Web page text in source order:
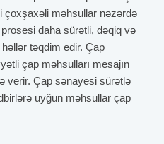
çoxşaxəli məhsullar nəzərdə
daha sürətli, dəqiq və
təqdim edir. Çap
çap məhsulları mesajın
verir. Çap sənayesi sürətlə
uyğun məhsullar çap